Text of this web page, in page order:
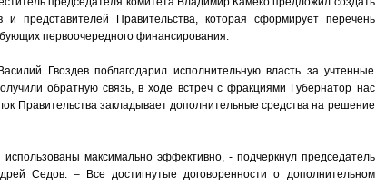
представителей Правительства, которая сформирует перечень
первоочередного финансирования.
Гвоздев поблагодарил исполнительную власть за учтенные
обратную связь, в ходе встреч с фракциями Губернатор нас
Правительства закладывает дополнительные средства на решение
максимально эффективно, - подчеркнул председатель
Седов. – Все достигнутые договоренности о дополнительном